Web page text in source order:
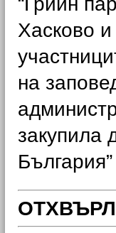
Хасково
на
закупила